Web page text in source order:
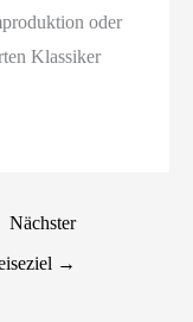
oder
Klassiker
Nächster
→